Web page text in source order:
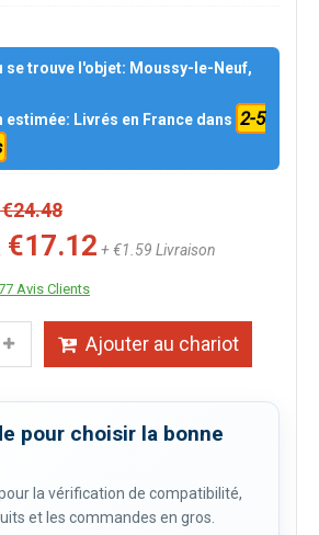
se trouve l'objet: Moussy-le-Neuf,
estimée: Livrés en France dans 2-5
€17.12 + €1.59 Livraison
Avis Clients
Ajouter au chariot
pour choisir la bonne
la vérification de compatibilité,
et les commandes en gros.